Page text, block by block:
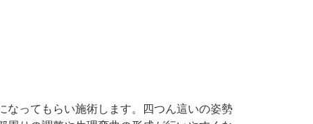
なってもらい施術します。四つん這いの姿勢